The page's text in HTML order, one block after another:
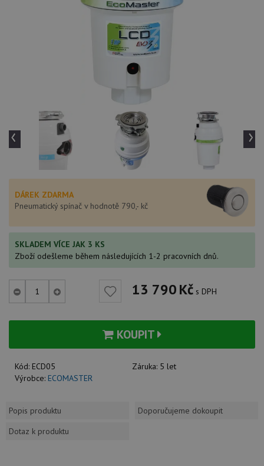
‹ ›
DÁREK ZDARMA
Pneumatický spínač v hodnotě 790,- kč
SKLADEM VÍCE JAK 3 KS
Zboží odešleme během následujících 1-2 pracovních dnů.
13 790Kč s DPH
KOUPIT
Kód: ECD05 Záruka: 5 let
Výrobce: ECOMASTER
Popis produktu
Doporučujeme dokoupit
Dotaz k produktu